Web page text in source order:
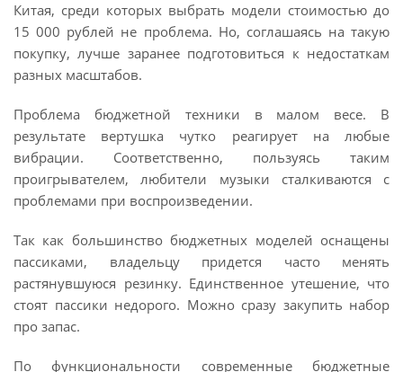
Китая, среди которых выбрать модели стоимостью до
15 000 рублей не проблема. Но, соглашаясь на такую
покупку, лучше заранее подготовиться к недостаткам
разных масштабов.
Проблема бюджетной техники в малом весе. В
результате вертушка чутко реагирует на любые
вибрации. Соответственно, пользуясь таким
проигрывателем, любители музыки сталкиваются с
проблемами при воспроизведении.
Так как большинство бюджетных моделей оснащены
пассиками, владельцу придется часто менять
растянувшуюся резинку. Единственное утешение, что
стоят пассики недорого. Можно сразу закупить набор
про запас.
По функциональности современные бюджетные